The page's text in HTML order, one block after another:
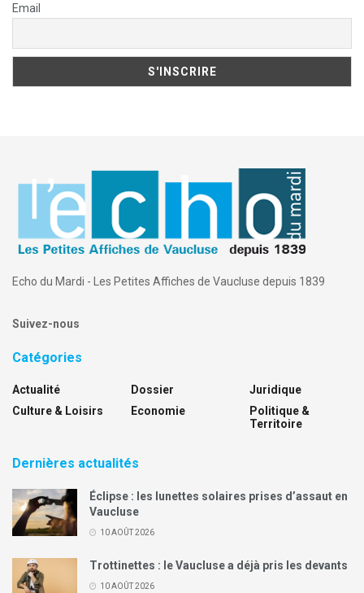
Email
Echo du Mardi - Les Petites Affiches de Vaucluse depuis 1839
Suivez-nous
Catégories
Actualité
Culture & Loisirs
Dossier
Economie
Juridique
Politique &
Territoire
Dernières actualités
Éclipse : les lunettes solaires prises d’assaut en
Vaucluse
10 AOÛT 2026
Trottinettes : le Vaucluse a déjà pris les devants
10 AOÛT 2026